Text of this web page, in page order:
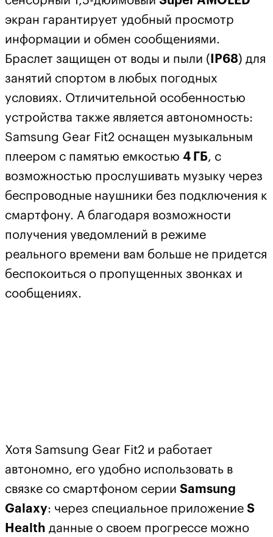
экран гарантирует удобный просмотр
информации и обмен сообщениями.
Браслет защищен от воды и пыли ( IP68) для
занятий спортом в любых погодных
условиях. Отличительной особенностью
устройства также является автономность:
Samsung Gear Fit2 оснащен музыкальным
плеером с памятью емкостью 4 ГБ, с
возможностью прослушивать музыку через
беспроводные наушники без подключения к
смартфону. А благодаря возможности
получения уведомлений в режиме
реального времени вам больше не придется
беспокоиться о пропущенных звонках и
сообщениях.
Хотя Samsung Gear Fit2 и работает
автономно, его удобно использовать в
связке со смартфоном серии Samsung
Galaxy: через специальное приложение S
Health данные о своем прогрессе можно